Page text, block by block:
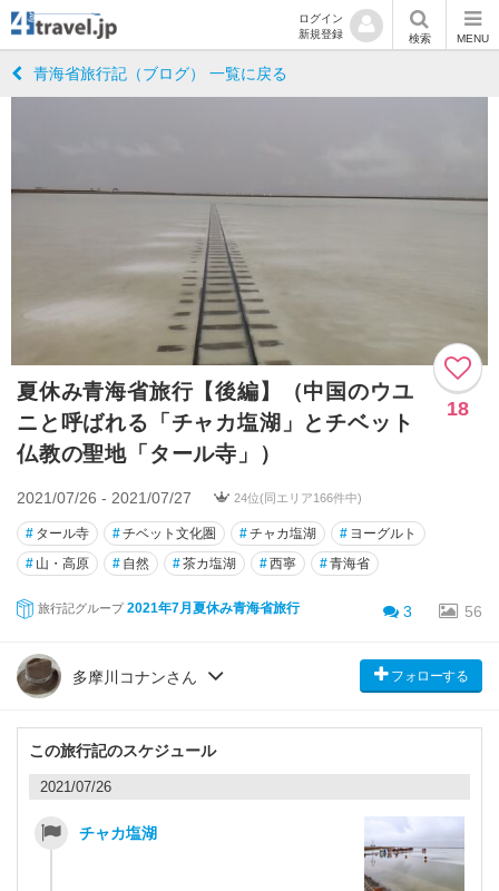
ログイン
新規登録
検索 MENU
青海省旅行記（ブログ） 一覧に戻る
夏休み青海省旅行【後編】（中国のウユ
ニと呼ばれる「チャカ塩湖」とチベット
仏教の聖地「タール寺」）
18
2021/07/26 - 2021/07/27 24位(同エリア166件中)
# タール寺 #チベット文化圏 #チャカ塩湖 # ヨーグルト
# 山・高原 # 自然 #茶カ塩湖 #西寧 #青海省
旅行記グループ 2021年7月夏休み青海省旅行 3 56
多摩川コナンさん フォローする
この旅行記のスケジュール
2021/07/26
チャカ塩湖